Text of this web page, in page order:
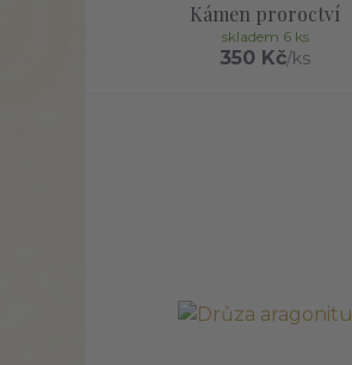
Kámen proroctví
350 Kč/ks
skladem 6 ks